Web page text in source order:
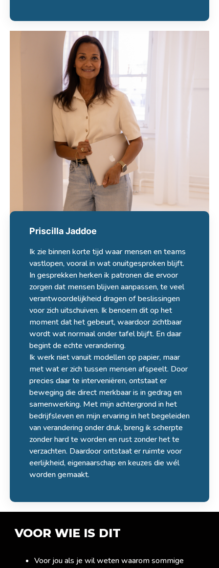
Priscilla Jaddoe
Ik zie binnen korte tijd waar mensen en teams
vastlopen, vooral in wat onuitgesproken blijft.
In gesprekken herken ik patronen die ervoor
zorgen dat mensen blijven aanpassen, te veel
verantwoordelijkheid dragen of beslissingen
voor zich uitschuiven. Ik benoem dit op het
moment dat het gebeurt, waardoor zichtbaar
wordt wat normaal onder tafel blijft. En daar
begint de echte verandering.
Ik werk niet vanuit modellen op papier, maar
met wat er zich tussen mensen afspeelt. Door
precies daar te interveniëren, ontstaat er
beweging die direct merkbaar is in gedrag en
samenwerking. Met mijn achtergrond in het
bedrijfsleven en mijn ervaring in het begeleiden
van verandering onder druk, breng ik scherpte
zonder hard te worden en rust zonder het te
verzachten. Daardoor ontstaat er ruimte voor
eerlijkheid, eigenaarschap en keuzes die wél
worden gemaakt.
VOOR WIE IS DIT
Voor jou als je wil weten waarom sommige